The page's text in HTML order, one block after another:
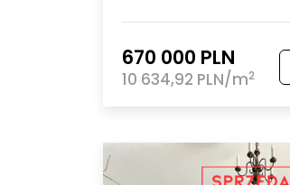
670 000 PLN
10 634,92 PLN/m2